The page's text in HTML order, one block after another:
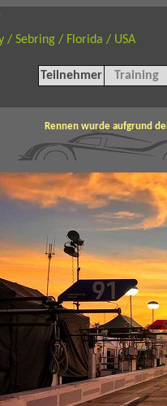
/ Sebring / Florida / USA
Teilnehmer
Training
Rennen wurde aufgrund